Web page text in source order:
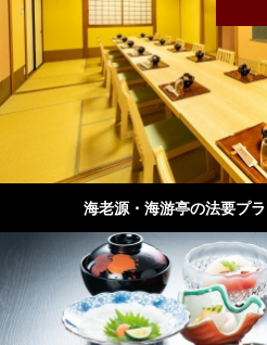
海老源・海游亭の法要プラ